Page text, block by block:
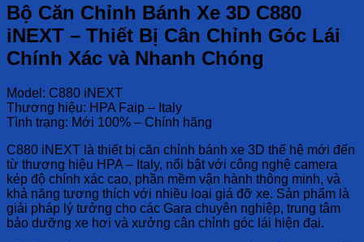
Bộ Căn Chỉnh Bánh Xe 3D C880
iNEXT – Thiết Bị Cân Chỉnh Góc Lái
Chính Xác và Nhanh Chóng
Model: C880 iNEXT
Thương hiệu: HPA Faip – Italy
Tình trạng: Mới 100% – Chính hãng
C880 iNEXT là thiết bị căn chỉnh bánh xe 3D thế hệ mới đến
từ thương hiệu HPA – Italy, nổi bật với công nghệ camera
kép độ chính xác cao, phần mềm vận hành thông minh, và
khả năng tương thích với nhiều loại giá đỡ xe. Sản phẩm là
giải pháp lý tưởng cho các Gara chuyên nghiệp, trung tâm
bảo dưỡng xe hơi và xưởng cân chỉnh góc lái hiện đại.